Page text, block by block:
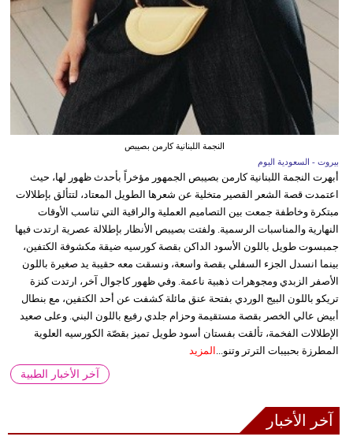
النجمة اللبنانية كارمن بصيبص
بيروت - السعودية اليوم
أبهرت النجمة اللبنانية كارمن بصيبص الجمهور مؤخراً بأحدث ظهور لها، حيث
اعتمدت قصة الشعر القصير متخلية عن شعرها الطويل المعتاد، لتتألق بإطلالات
مبتكرة وخاطفة جمعت بين التصاميم العملية والراقية التي تناسب الأوقات
النهارية والمناسبات الرسمية. ولفتت بصيبص الأنظار بإطلالة عصرية ارتدت فيها
جمبسوت طويل باللون الأسود الداكن بقصة كورسيه ضيقة مكشوفة الكتفين،
بينما انسدل الجزء السفلي بقصة واسعة، ونسقت معه حقيبة يد صغيرة باللون
الأصفر الزبدي ومجوهرات ذهبية ناعمة. وفي ظهور كاجوال آخر، ارتدت كنزة
تريكو باللون البيج الوردي بفتحة عنق مائلة كشفت عن أحد الكتفين، مع بنطال
أبيض عالي الخصر بقصة مستقيمة وحزام جلدي رفيع باللون البني. وعلى صعيد
الإطلالات الفخمة، تألقت بفستان أسود طويل تميز بقصّة الكورسيه العلوية
المطرزة بحبيبات الترتر وتنو...
المزيد
آخر الأخبار الطبية
آخر الأخبار